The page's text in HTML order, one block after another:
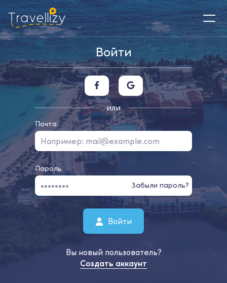
Войти
или
Почта
Пароль
Забыли пароль?
Войти
Вы новый пользователь?
Создать аккаунт